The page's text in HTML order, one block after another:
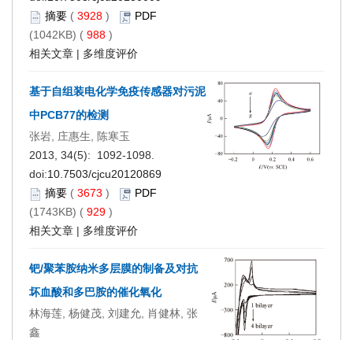
摘要 ( 3928 )
PDF
(1042KB) ( 988 )
相关文章 | 多维度评价
基于自组装电化学免疫传感器对污泥
中PCB77的检测
张岩, 庄惠生, 陈寒玉
2013, 34(5): 1092-1098.
doi:10.7503/cjcu20120869
摘要 ( 3673 )
PDF
(1743KB) ( 929 )
相关文章 | 多维度评价
钯/聚苯胺纳米多层膜的制备及对抗
坏血酸和多巴胺的催化氧化
林海莲, 杨健茂, 刘建允, 肖健林, 张
鑫